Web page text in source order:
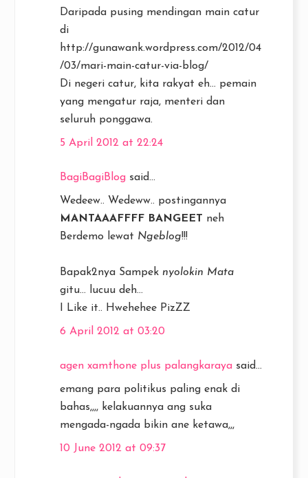
Daripada pusing mendingan main catur
di
http://gunawank.wordpress.com/2012/04
/03/mari-main-catur-via-blog/
Di negeri catur, kita rakyat eh... pemain
yang mengatur raja, menteri dan
seluruh ponggawa.
5 April 2012 at 22:24
BagiBagiBlog said...
Wedeew.. Wedeww.. postingannya
MANTAAAFFFF BANGEET neh
Berdemo lewat Ngeblog!!!
Bapak2nya Sampek nyolokin Mata
gitu... lucuu deh...
I Like it.. Hwehehee PizZZ
6 April 2012 at 03:20
agen xamthone plus palangkaraya said...
emang para politikus paling enak di
bahas,,,, kelakuannya ang suka
mengada-ngada bikin ane ketawa,,,
10 June 2012 at 09:37